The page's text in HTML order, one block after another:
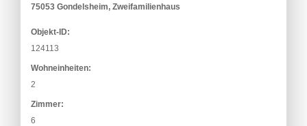
75053 Gondelsheim, Zweifamilienhaus
Objekt-ID:
124113
Wohneinheiten:
2
Zimmer:
6